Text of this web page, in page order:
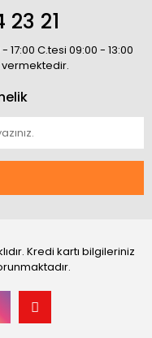
23 21
C.tesi 09:00 - 13:00
Kredi kartı bilgileriniz